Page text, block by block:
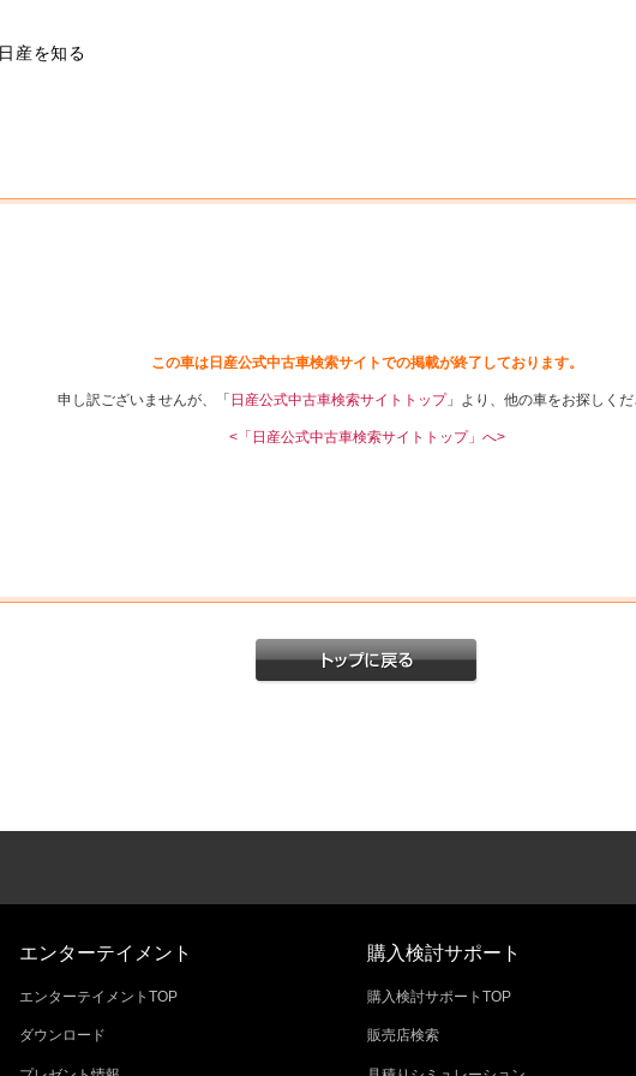
日産を知る
この車は日産公式中古車検索サイトでの掲載が終了しております。
申し訳ございませんが、「 日産公式中古車検索サイトトップ」より、他の車をお探しくだ
<「日産公式中古車検索サイトトップ」へ>
エンターテイメント
エンターテイメントTOP
ダウンロード
購入検討サポート
購入検討サポートTOP
販売店検索